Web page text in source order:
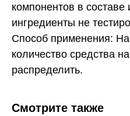
компонентов в составе
ингредиенты не
Способ применения:
количество средства
распределить.
Смотрите также